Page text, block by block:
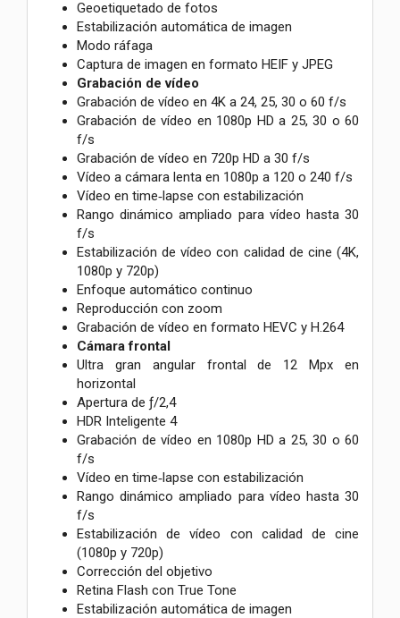
Geoetiquetado de fotos
Estabilización automática de imagen
Modo ráfaga
Captura de imagen en formato HEIF y JPEG
Grabación de vídeo
Grabación de vídeo en 4K a 24, 25, 30 o 60 f/s
Grabación de vídeo en 1080p HD a 25, 30 o 60
f/s
Grabación de vídeo en 720p HD a 30 f/s
Vídeo a cámara lenta en 1080p a 120 o 240 f/s
Vídeo en time‑lapse con estabili­zación
Rango dinámico ampliado para vídeo hasta 30
f/s
Estabilización de vídeo con calidad de cine (4K,
1080p y 720p)
Enfoque automático continuo
Reproducción con zoom
Grabación de vídeo en formato HEVC y H.264
Cámara frontal
Ultra gran angular frontal de 12 Mpx en
horizontal
Apertura de ƒ/2,4
HDR Inteligente 4
Grabación de vídeo en 1080p HD a 25, 30 o 60
f/s
Vídeo en time‑lapse con estabili­zación
Rango dinámico ampliado para vídeo hasta 30
f/s
Estabilización de vídeo con calidad de cine
(1080p y 720p)
Corrección del objetivo
Retina Flash con True Tone
Estabilización automática de imagen